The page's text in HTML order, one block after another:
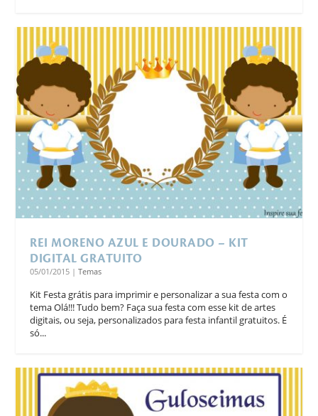
REI MORENO AZUL E DOURADO – KIT
DIGITAL GRATUITO
05/01/2015 |Temas
Kit Festa grátis para imprimir e personalizar a sua festa com o
tema Olá!!! Tudo bem? Faça sua festa com esse kit de artes
digitais, ou seja, personalizados para festa infantil gratuitos. É
só...